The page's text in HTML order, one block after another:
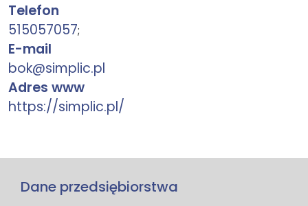
Telefon
515057057;
E-mail
bok@simplic.pl
Adres www
https://simplic.pl/
Dane przedsiębiorstwa